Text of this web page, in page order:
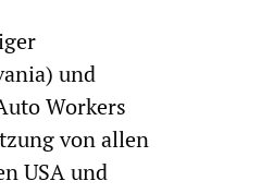
und
Workers
von allen
USA und